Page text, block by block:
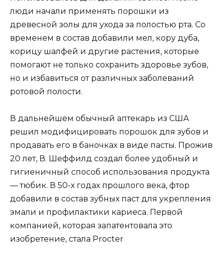
люди начали применять порошки из
древесной золы для ухода за полостью рта. Со
временем в состав добавили мел, кору дуба,
корицу шалфей и другие растения, которые
помогают не только сохранить здоровье зубов,
но и избавиться от различных заболеваний
ротовой полости.
В дальнейшем обычный аптекарь из США
решил модифицировать порошок для зубов и
продавать его в баночках в виде пасты. Прожив
20 лет, В. Шеффилд создал более удобный и
гигиеничный способ использования продукта
— тюбик. В 50-х годах прошлого века, фтор
добавили в состав зубных паст для укрепления
эмали и профилактики кариеса. Первой
компанией, которая запатентовала это
изобретение, стала Procter